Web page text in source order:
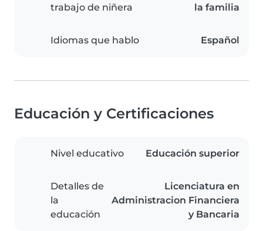
trabajo de niñera
la familia
Idiomas que hablo Español
Educación y Certificaciones
Nivel educativo Educación superior
Detalles de
la
educación
Licenciatura en
Administracion Financiera
y Bancaria